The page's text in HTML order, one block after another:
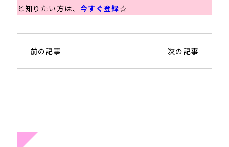
と知りたい方は、 今すぐ登録☆
前の記事 次の記事